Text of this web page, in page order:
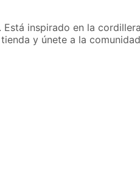
inspirado en la
y únete a la comunidad